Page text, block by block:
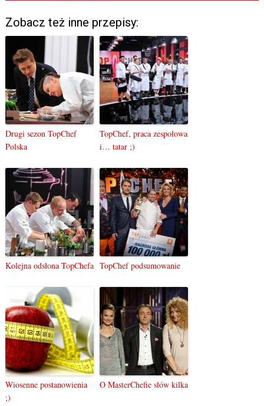
Zobacz też inne przepisy:
Drugi sezon TopChef
Polska
TopChef, praca zespołowa
i… tatar ;)
Kolejna odsłona TopChefa TopChef podsumowanie
Wiosenne postanowienia
;)
O MasterChefie słów kilka